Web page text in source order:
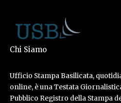
Chi Siamo
Ufficio Stampa Basilicata,
online, è una Testata
Pubblico Registro della Stampa